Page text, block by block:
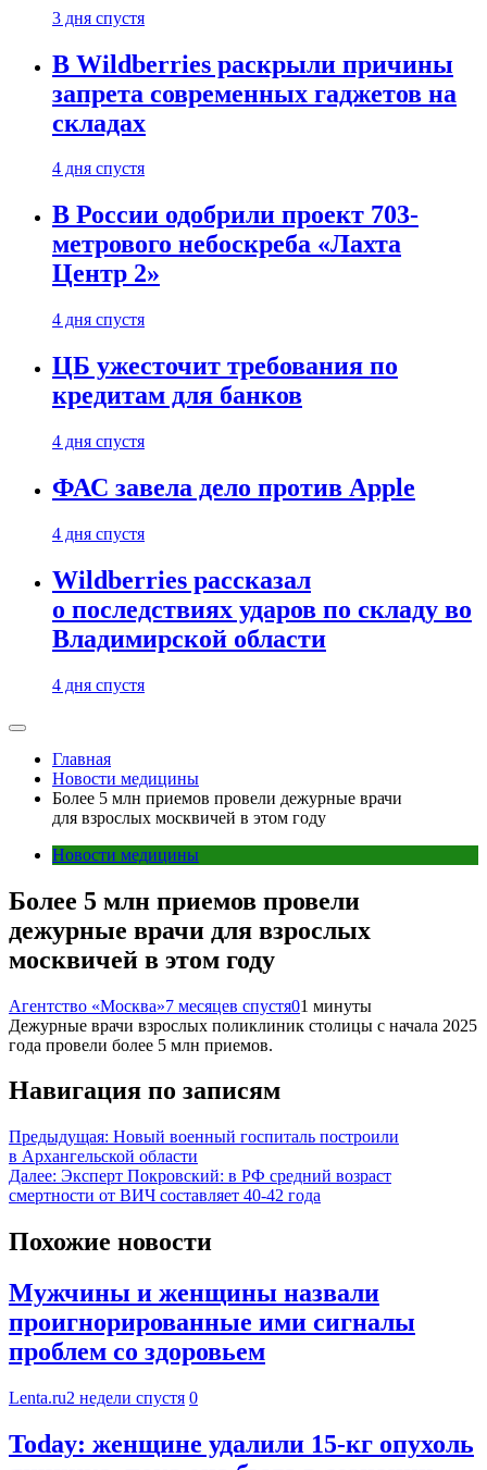
3 дня спустя
В Wildberries раскрыли причины
запрета современных гаджетов на
складах
4 дня спустя
В России одобрили проект 703-
метрового небоскреба «Лахта
Центр 2»
4 дня спустя
ЦБ ужесточит требования по
кредитам для банков
4 дня спустя
ФАС завела дело против Apple
4 дня спустя
Wildberries рассказал
о последствиях ударов по складу во
Владимирской области
4 дня спустя
Главная
Новости медицины
Более 5 млн приемов провели дежурные врачи
для взрослых москвичей в этом году
Новости медицины
Более 5 млн приемов провели
дежурные врачи для взрослых
москвичей в этом году
Агентство «Москва»7 месяцев спустя01 минуты
Дежурные врачи взрослых поликлиник столицы с начала 2025
года провели более 5 млн приемов.
Навигация по записям
Предыдущая: Новый военный госпиталь построили
в Архангельской области
Далее: Эксперт Покровский: в РФ средний возраст
смертности от ВИЧ составляет 40-42 года
Похожие новости
Мужчины и женщины назвали
проигнорированные ими сигналы
проблем со здоровьем
Lenta.ru2 недели спустя 0
Today: женщине удалили 15-кг опухоль